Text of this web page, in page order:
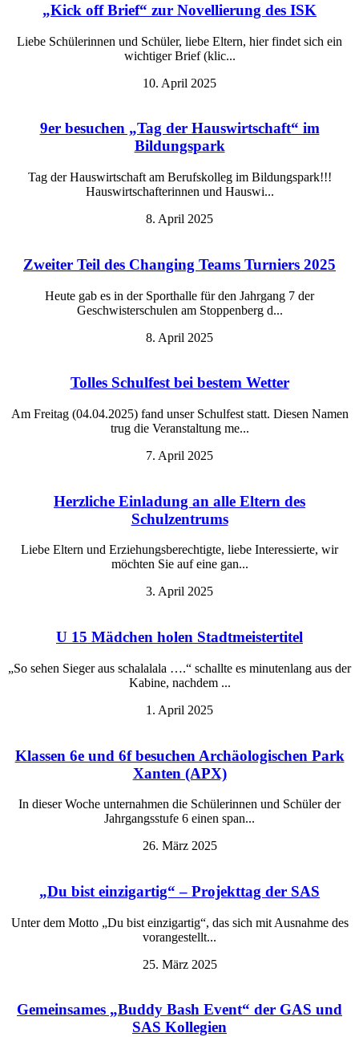
„Kick off Brief“ zur Novellierung des ISK
Liebe Schülerinnen und Schüler, liebe Eltern, hier findet sich ein
wichtiger Brief (klic...
10. April 2025
9er besuchen „Tag der Hauswirtschaft“ im
Bildungspark
Tag der Hauswirtschaft am Berufskolleg im Bildungspark!!!
Hauswirtschafterinnen und Hauswi...
8. April 2025
Zweiter Teil des Changing Teams Turniers 2025
Heute gab es in der Sporthalle für den Jahrgang 7 der
Geschwisterschulen am Stoppenberg d...
8. April 2025
Tolles Schulfest bei bestem Wetter
Am Freitag (04.04.2025) fand unser Schulfest statt. Diesen Namen
trug die Veranstaltung me...
7. April 2025
Herzliche Einladung an alle Eltern des
Schulzentrums
Liebe Eltern und Erziehungsberechtigte, liebe Interessierte, wir
möchten Sie auf eine gan...
3. April 2025
U 15 Mädchen holen Stadtmeistertitel
„So sehen Sieger aus schalalala ….“ schallte es minutenlang aus der
Kabine, nachdem ...
1. April 2025
Klassen 6e und 6f besuchen Archäologischen Park
Xanten (APX)
In dieser Woche unternahmen die Schülerinnen und Schüler der
Jahrgangsstufe 6 einen span...
26. März 2025
„Du bist einzigartig“ – Projekttag der SAS
Unter dem Motto „Du bist einzigartig“, das sich mit Ausnahme des
vorangestellt...
25. März 2025
Gemeinsames „Buddy Bash Event“ der GAS und
SAS Kollegien